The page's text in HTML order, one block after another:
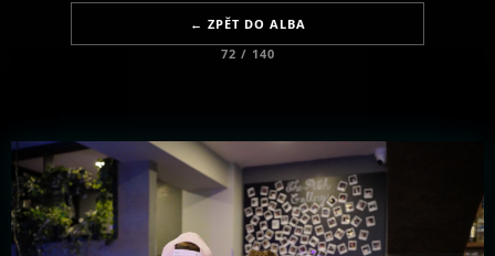
← ZPĚT DO ALBA
72 / 140